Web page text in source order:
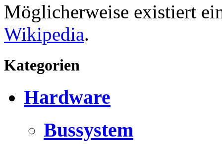
Möglicherweise existiert
Wikipedia.
Kategorien
Hardware
Bussystem